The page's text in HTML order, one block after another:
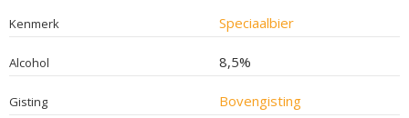
Kenmerk Speciaalbier
Alcohol 8,5%
Gisting Bovengisting